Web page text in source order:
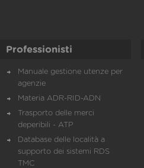
Professionisti
Manuale gestione utenze per
agenzie
Materia ADR-RID-ADN
Trasporto delle merci
deperibili - ATP
Database delle località a
supporto dei sistemi RDS
TMC